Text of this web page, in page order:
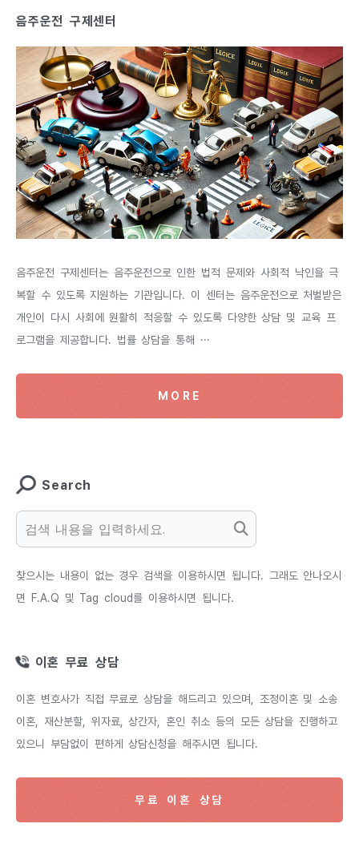
음주운전 구제센터
음주운전 구제센터는 음주운전으로 인한 법적 문제와 사회적 낙인을 극
복할 수 있도록 지원하는 기관입니다. 이 센터는 음주운전으로 처벌받은
개인이 다시 사회에 원활히 적응할 수 있도록 다양한 상담 및 교육 프
로그램을 제공합니다. 법률 상담을 통해 ···
MORE
Search
찾으시는 내용이 없는 경우 검색을 이용하시면 됩니다. 그래도 안나오시
면 F.A.Q 및 Tag cloud를 이용하시면 됩니다.
이혼 무료 상담
이혼 변호사가 직접 무료로 상담을 해드리고 있으며, 조정이혼 및 소송
이혼, 재산분할, 위자료, 상간자, 혼인 취소 등의 모든 상담을 진행하고
있으니 부담없이 편하게 상담신청을 해주시면 됩니다.
무료 이혼 상담